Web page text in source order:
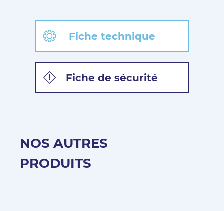
Fiche technique
Fiche de sécurité
NOS AUTRES
PRODUITS